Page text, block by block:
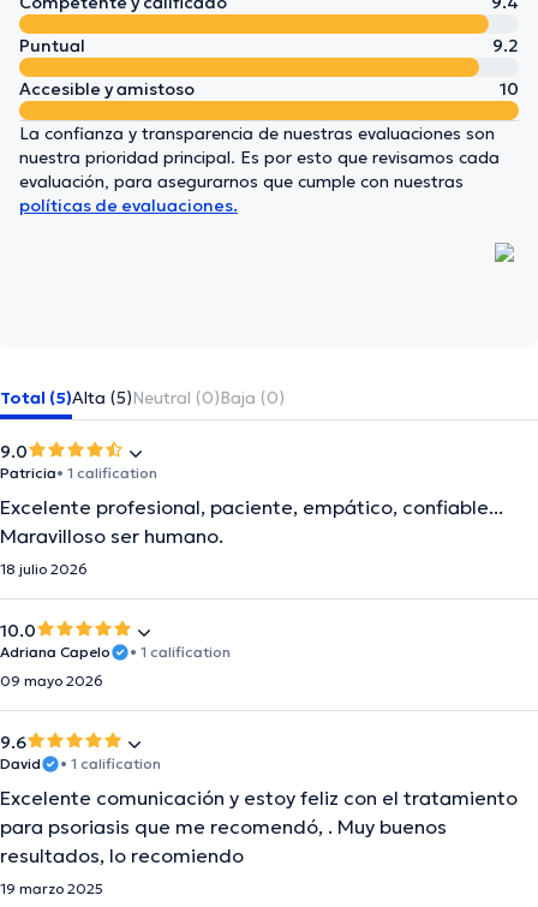
Puntual
9.2
Accesible y amistoso
10
La confianza y transparencia de nuestras evaluaciones son
nuestra prioridad principal. Es por esto que revisamos cada
evaluación, para asegurarnos que cumple con nuestras
políticas de evaluaciones.
Total (5)Alta (5)Neutral (0)Baja (0)
9.0
Patricia• 1 calification
Excelente profesional, paciente, empático, confiable...
Maravilloso ser humano.
18 julio 2026
10.0
Adriana Capelo
• 1 calification
09 mayo 2026
9.6
David • 1 calification
Excelente comunicación y estoy feliz con el tratamiento
para psoriasis que me recomendó, . Muy buenos
resultados, lo recomiendo
19 marzo 2025